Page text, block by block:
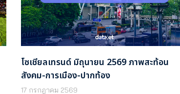
โซเชียลเทรนด์ มิถุนายน 2569 ภาพสะท้อน
สังคม-การเมือง-ปากท้อง
17 กรกฎาคม 2569